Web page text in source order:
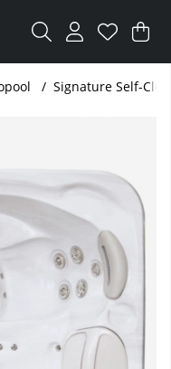
.
Signature Self-
379